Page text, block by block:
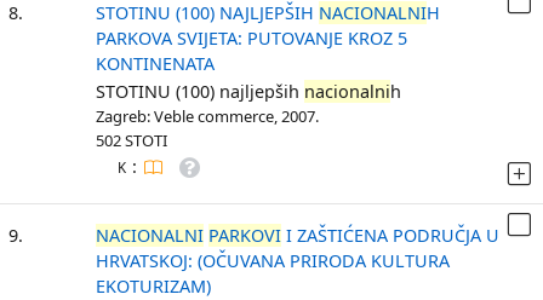
8. STOTINU (100) NAJLJEPŠIH NACIONALNIH
PARKOVA SVIJETA: PUTOVANJE KROZ 5
KONTINENATA
STOTINU (100) najljepših nacionalnih
Zagreb: Veble commerce, 2007.
502 STOTI
K :
9. NACIONALNI PARKOVI I ZAŠTIĆENA PODRUČJA U
HRVATSKOJ: (OČUVANA PRIRODA KULTURA
EKOTURIZAM)